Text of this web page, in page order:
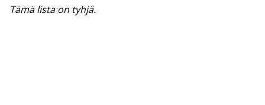
Tämä lista on tyhjä.